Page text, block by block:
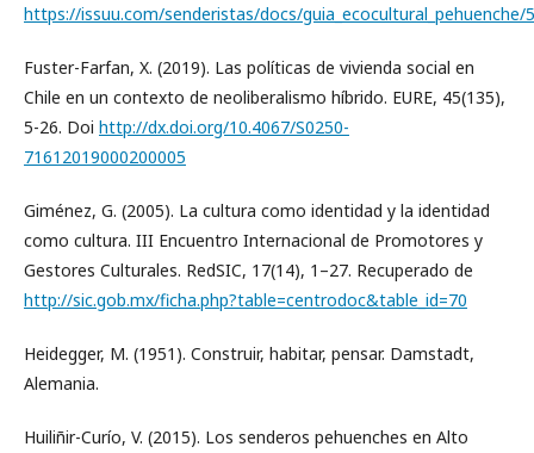
https://issuu.com/senderistas/docs/guia_ecocultural_pehuenche/5
Fuster-Farfan, X. (2019). Las políticas de vivienda social en
Chile en un contexto de neoliberalismo híbrido. EURE, 45(135),
5-26. Doi http://dx.doi.org/10.4067/S0250-
71612019000200005
Giménez, G. (2005). La cultura como identidad y la identidad
como cultura. III Encuentro Internacional de Promotores y
Gestores Culturales. RedSIC, 17(14), 1–27. Recuperado de
http://sic.gob.mx/ficha.php?table=centrodoc&table_id=70
Heidegger, M. (1951). Construir, habitar, pensar. Damstadt,
Alemania.
Huiliñir-Curío, V. (2015). Los senderos pehuenches en Alto